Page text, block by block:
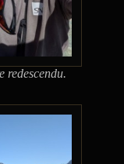
redescendu.